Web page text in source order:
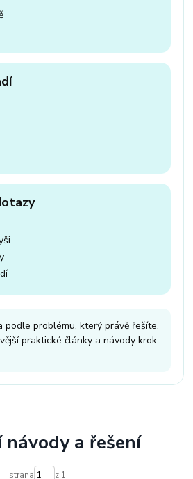
problému, který právě řešíte.
praktické články a návody krok
návody a řešení
strana z 1